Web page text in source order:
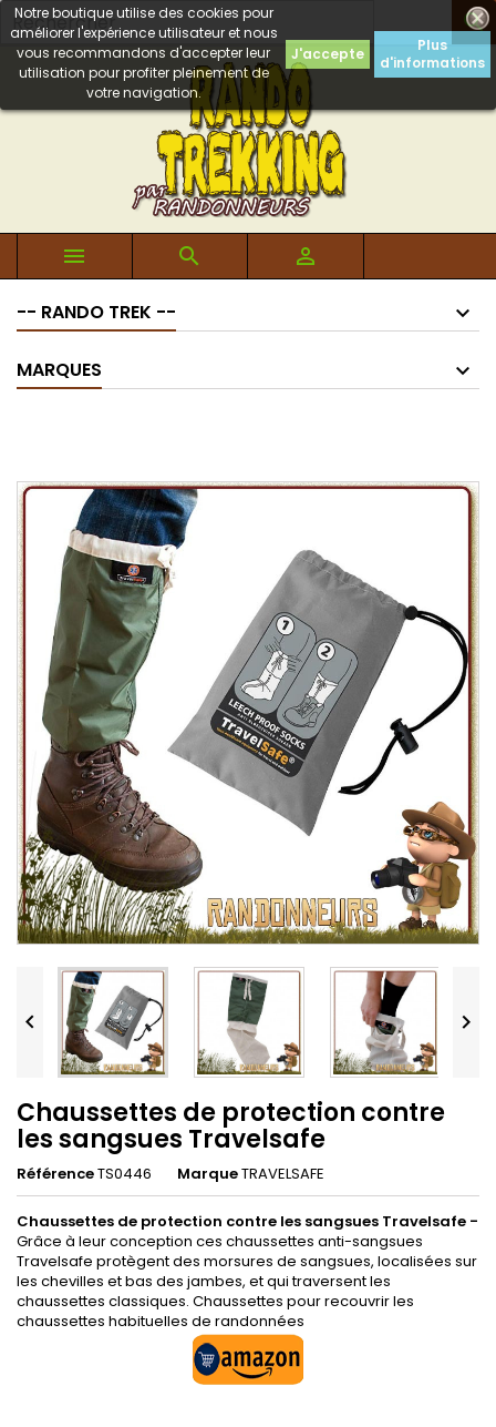

Notre boutique utilise des cookies pour
améliorer l'expérience utilisateur et nous
vous recommandons d'accepter leur
utilisation pour profiter pleinement de
votre navigation.
J'accepte
Plus
d'informations
  
-- RANDO TREK --
MARQUES
 
Chaussettes de protection contre
les sangsues Travelsafe
RéférenceTS0446 MarqueTRAVELSAFE
Chaussettes de protection contre les sangsues Travelsafe -
Grâce à leur conception ces chaussettes anti-sangsues
Travelsafe protègent des morsures de sangsues, localisées sur
les chevilles et bas des jambes, et qui traversent les
chaussettes classiques. Chaussettes pour recouvrir les
chaussettes habituelles de randonnées